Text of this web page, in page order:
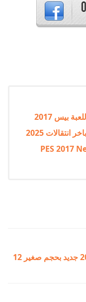
PES 2017
بيس 2017 PES مود جرافيك قوائم 2021 جديد بحجم صغير 12